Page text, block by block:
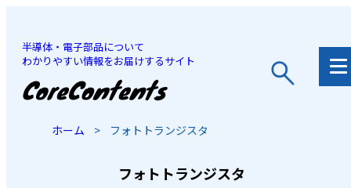
半導体・電子部品について
わかりやすい情報をお届けするサイト
JP
ホーム > フォトトランジスタ
フォトトランジスタ